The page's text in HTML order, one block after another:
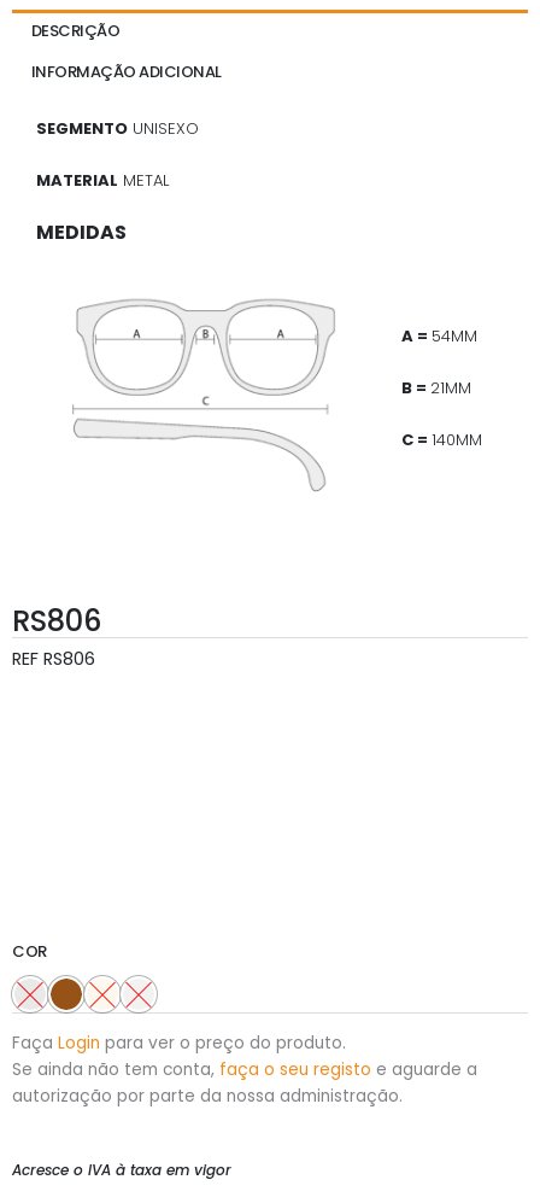
DESCRIÇÃO
INFORMAÇÃO ADICIONAL
SEGMENTO UNISEXO
MATERIAL METAL
MEDIDAS
A = 54MM
B = 21MM
C = 140MM
RS806
REF RS806
COR
Faça Login para ver o preço do produto.
Se ainda não tem conta, faça o seu registo e aguarde a
autorização por parte da nossa administração.
Acresce o IVA à taxa em vigor